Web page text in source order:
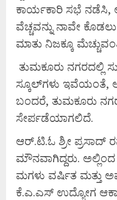
ಕಾರ್ಯಕಾರಿ ಸಭೆ ನಡೆಸಿ,
ವೆಚ್ಚವನ್ನು ನಾವೇ
ಮಾತು ನಿಜಕ್ಕೂ
ತುಮಕೂರು ನಗರದಲ್ಲಿ
ಸ್ಕೂಲ್‍ಗಳು ಇವೆಯಂತೆ,
ಬಂದರೆ, ತುಮಕೂರು
ಸೇರ್ಪಡೆಯಾಗಲಿದೆ.
ಆರ್.ಟಿ.ಓ ಶ್ರೀ ಪ್ರಸಾದ್
ಮೌನವಾಗಿದ್ದರು. ಅಲ್ಲಿಂದ
ಮಗಳು ವರ್ಷಿತ ಮತ್ತು
ಕೆ.ಎ.ಎಸ್ ಉದ್ಯೋಗ